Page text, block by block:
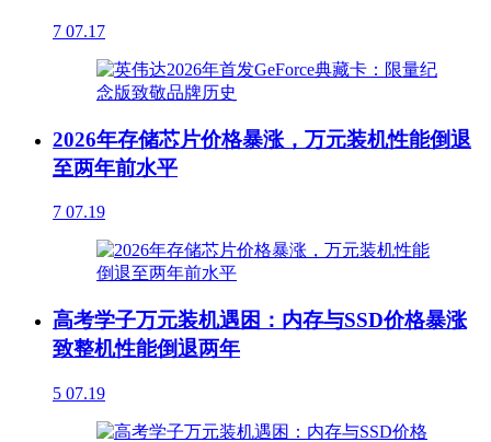
7 07.17
2026年存储芯片价格暴涨，万元装机性能倒退
至两年前水平
7 07.19
高考学子万元装机遇困：内存与SSD价格暴涨
致整机性能倒退两年
5 07.19